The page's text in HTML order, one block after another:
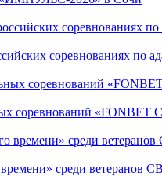
соревнованиях по
соревнований «FONBET
среди ветеранов